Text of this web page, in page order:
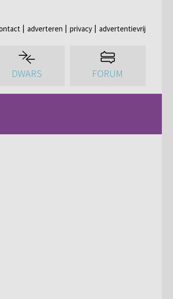
adverteren privacy advertentievrij
DWARS FORUM